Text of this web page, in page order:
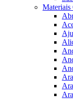
Materiais